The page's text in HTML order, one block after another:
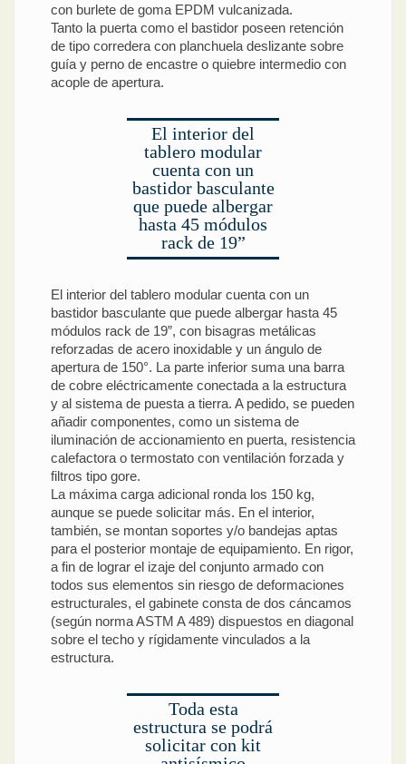
con burlete de goma EPDM vulcanizada.
Tanto la puerta como el bastidor poseen retención
de tipo corredera con planchuela deslizante sobre
guía y perno de encastre o quiebre intermedio con
acople de apertura.
El interior del
tablero modular
cuenta con un
bastidor basculante
que puede albergar
hasta 45 módulos
rack de 19”
El interior del tablero modular cuenta con un
bastidor basculante que puede albergar hasta 45
módulos rack de 19”, con bisagras metálicas
reforzadas de acero inoxidable y un ángulo de
apertura de 150°. La parte inferior suma una barra
de cobre eléctricamente conectada a la estructura
y al sistema de puesta a tierra. A pedido, se pueden
añadir componentes, como un sistema de
iluminación de accionamiento en puerta, resistencia
calefactora o termostato con ventilación forzada y
filtros tipo gore.
La máxima carga adicional ronda los 150 kg,
aunque se puede solicitar más. En el interior,
también, se montan soportes y/o bandejas aptas
para el posterior montaje de equipamiento. En rigor,
a fin de lograr el izaje del conjunto armado con
todos sus elementos sin riesgo de deformaciones
estructurales, el gabinete consta de dos cáncamos
(según norma ASTM A 489) dispuestos en diagonal
sobre el techo y rígidamente vinculados a la
estructura.
Toda esta
estructura se podrá
solicitar con kit